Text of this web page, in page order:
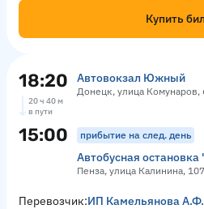
Купить
18:20 Автовокзал Южный
Донецк, улица Комунаров,
20 ч 40 м
в пути
15:00 прибытие на след. день
Автобусная
Пенза, улица Калинина, 107
Перевозчик:ИП Камельянова А.Ф.